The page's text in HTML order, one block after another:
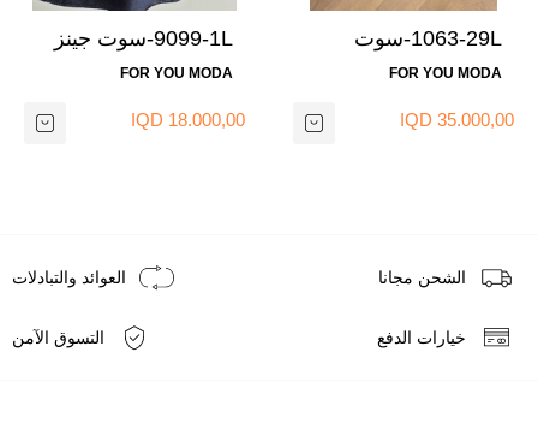
1063-29L-سوت
تنوره - ماروني 4
FOR YOU MODA
35.000,00 IQD
9099-1L-سوت جينز
غامق 3
FOR YOU MODA
18.000,00 IQD
الشحن مجانا العوائد والتبادلات
خيارات الدفع التسوق الآمن